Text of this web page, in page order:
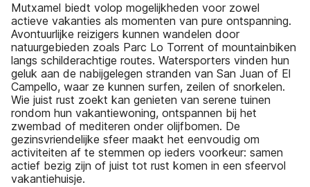
Mutxamel biedt volop mogelijkheden voor zowel
actieve vakanties als momenten van pure ontspanning.
Avontuurlijke reizigers kunnen wandelen door
natuurgebieden zoals Parc Lo Torrent of mountainbiken
langs schilderachtige routes. Watersporters vinden hun
geluk aan de nabijgelegen stranden van San Juan of El
Campello, waar ze kunnen surfen, zeilen of snorkelen.
Wie juist rust zoekt kan genieten van serene tuinen
rondom hun vakantiewoning, ontspannen bij het
zwembad of mediteren onder olijfbomen. De
gezinsvriendelijke sfeer maakt het eenvoudig om
activiteiten af te stemmen op ieders voorkeur: samen
actief bezig zijn of juist tot rust komen in een sfeervol
vakantiehuisje.